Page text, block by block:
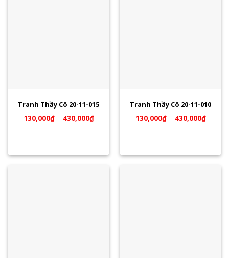
Tranh Thầy Cô 20-11-015
130,000₫– 430,000₫
Tranh Thầy Cô 20-11-010
130,000₫– 430,000₫